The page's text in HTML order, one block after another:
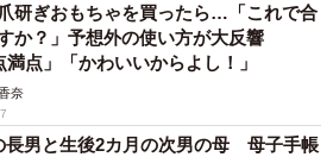
研ぎおもちゃを買ったら…「これで合
か？」予想外の使い方が大反響
満点」「かわいいからよし！」
奈
長男と生後2カ月の次男の母 母子手帳